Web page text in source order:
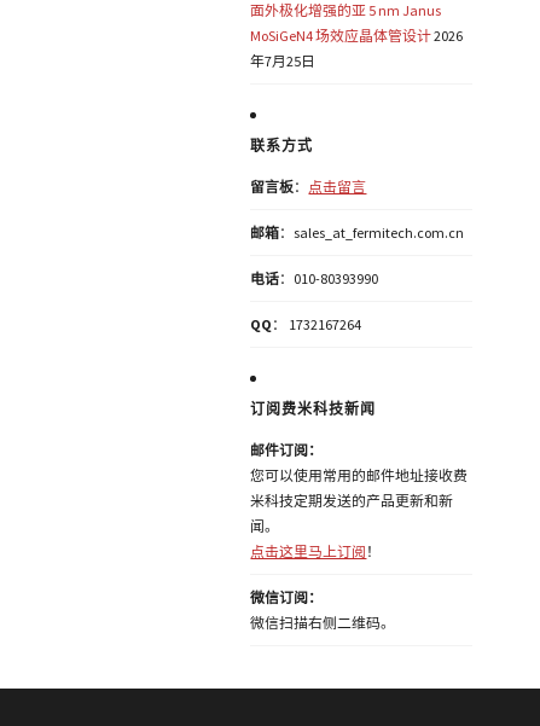
面外极化增强的亚 5 nm Janus
MoSiGeN4 场效应晶体管设计2026
年7月25日
联系方式
留言板： 点击留言
邮箱：sales_at_fermitech.com.cn
电话：010-80393990
QQ ： 1732167264
订阅费米科技新闻
邮件订阅：
您可以使用常用的邮件地址接收费
米科技定期发送的产品更新和新
闻。
点击这里马上订阅 ！
微信订阅：
微信扫描右侧二维码。